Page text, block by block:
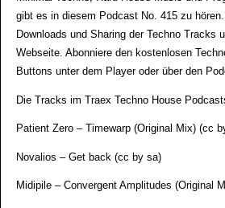
gibt es in diesem Podcast No. 415 zu
Downloads und Sharing der Techno Tracks
Webseite. Abonniere den kostenlosen
Buttons unter dem Player oder über den
Die Tracks im Traex Techno House
Patient Zero – Timewarp (Original Mix) (cc
Novalios – Get back (cc by sa)
Midipile – Convergent Amplitudes (Original